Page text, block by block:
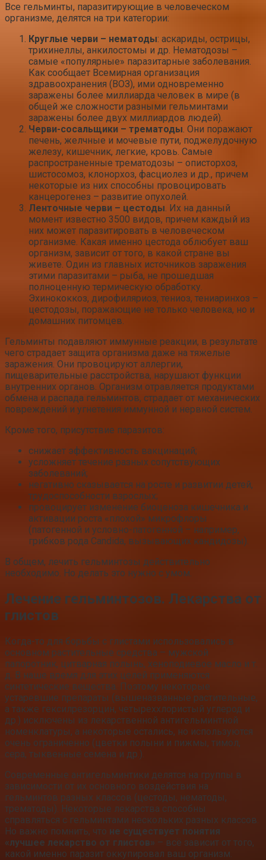
Все гельминты, паразитирующие в человеческом
организме, делятся на три категории:
Круглые черви – нематоды: аскариды, острицы,
трихинеллы, анкилостомы и др. Нематодозы –
самые «популярные» паразитарные заболевания.
Как сообщает Всемирная организация
здравоохранения (ВОЗ), ими одновременно
заражены более миллиарда человек в мире (в
общей же сложности разными гельминтами
заражены более двух миллиардов людей).
Черви-сосальщики – трематоды. Они поражают
печень, желчные и мочевые пути, поджелудочную
железу, кишечник, легкие, кровь. Самые
распространенные трематодозы – описторхоз,
шистосомоз, клонорхоз, фасциолез и др., причем
некоторые из них способны провоцировать
канцерогенез – развитие опухолей.
Ленточные черви – цестоды. Их на данный
момент известно 3500 видов, причем каждый из
них может паразитировать в человеческом
организме. Какая именно цестода облюбует ваш
организм, зависит от того, в какой стране вы
живете. Один из главных источников заражения
этими паразитами – рыба, не прошедшая
полноценную термическую обработку.
Эхинококкоз, дирофиляриоз, тениоз, тениаринхоз –
цестодозы, поражающие не только человека, но и
домашних питомцев.
Гельминты подавляют иммунные реакции, в результате
чего страдает защита организма даже на тяжелые
заражения. Они провоцируют аллергии,
пищеварительные расстройства, нарушают функции
внутренних органов. Организм отравляется продуктами
обмена и распада гельминтов, страдает от механических
повреждений и угнетения иммунной и нервной систем.
Кроме того, присутствие паразитов:
снижает эффективность вакцинаций;
усложняет течение разных сопутствующих
заболеваний;
негативно сказывается на росте и развитии детей,
трудоспособности взрослых;
провоцирует изменение биоценоза кишечника и
активации роста «плохой» микрофлоры
(патогенной и условно-патогенной – например,
грибков рода Candida, вызывающих кандидозы).
В общем, лечить гельминтозы действительно
необходимо. Но делать это нужно с умом.
Лечение гельминтозов. Лекарства от
глистов
Когда-то для борьбы с глистами использовались в
основном растительные средства – мужской
папоротник, цитварная полынь, хеноподиевое масло и т.
д. В наше время для этих целей применяются
синтетические вещества. Поэтому некоторые
устаревшие препараты (вышеназванные растительные,
а также гексилрезорцин, четыреххлористый углерод и
др.) исключены из лекарственной антигельминтной
номенклатуры, а некоторые остались, но используются
очень ограниченно (цветки полыни и пижмы, тимол,
сера, тыквенные семена и др.).
Современные антигельминтики делятся на группы в
зависимости от их основного воздействия на
гельминтов разных классов (цестоды, нематоды,
трематоды). Некоторые лекарства способны
справляться с гельминтами нескольких разных классов.
Но важно помнить, что не существует понятия
«лучшее лекарство от глистов» – всё зависит от того,
какой именно паразит оккупировал ваш организм.